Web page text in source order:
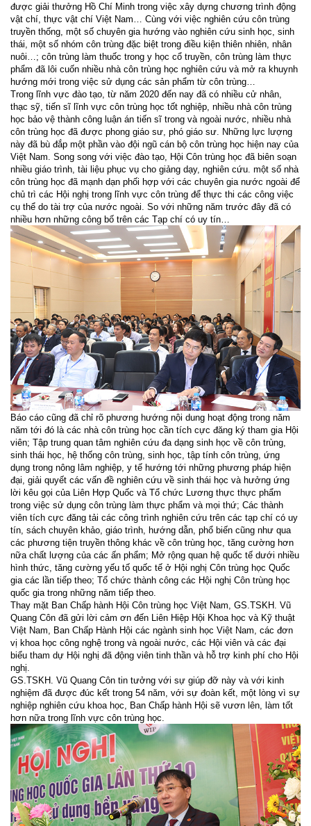
được giải thưởng Hồ Chí Minh trong việc xây dựng chương trình động
vật chí, thực vật chí Việt Nam… Cùng với việc nghiên cứu côn trùng
truyền thống, một số chuyên gia hướng vào nghiên cứu sinh học, sinh
thái, một số nhóm côn trùng đặc biệt trong điều kiện thiên nhiên, nhân
nuôi…; côn trùng làm thuốc trong y học cổ truyền, côn trùng làm thực
phẩm đã lôi cuốn nhiều nhà côn trùng học nghiên cứu và mở ra khuynh
hướng mới trong việc sử dụng các sản phẩm từ côn trùng…
Trong lĩnh vực đào tạo, từ năm 2020 đến nay đã có nhiều cử nhân,
thạc sỹ, tiến sĩ lĩnh vực côn trùng học tốt nghiệp, nhiều nhà côn trùng
học bảo vệ thành công luận án tiến sĩ trong và ngoài nước, nhiều nhà
côn trùng học đã được phong giáo sư, phó giáo sư. Những lực lượng
này đã bù đắp một phần vào đội ngũ cán bộ côn trùng học hiện nay của
Việt Nam. Song song với việc đào tạo, Hội Côn trùng học đã biên soạn
nhiều giáo trình, tài liệu phục vụ cho giảng dạy, nghiên cứu. một số nhà
côn trùng học đã mạnh dạn phối hợp với các chuyên gia nước ngoài để
chủ trì các Hội nghị trong lĩnh vực côn trùng để thực thi các công việc
cụ thể do tài trợ của nước ngoài. So với những năm trước đây đã có
nhiều hơn những công bố trên các Tạp chí có uy tín…
Báo cáo cũng đã chỉ rõ phương hướng nội dung hoạt động trong năm
năm tới đó là các nhà côn trùng học cần tích cực đăng ký tham gia Hội
viên; Tập trung quan tâm nghiên cứu đa dạng sinh học về côn trùng,
sinh thái học, hệ thống côn trùng, sinh học, tập tính côn trùng, ứng
dụng trong nông lâm nghiệp, y tế hướng tới những phương pháp hiện
đại, giải quyết các vấn đề nghiên cứu về sinh thái học và hưởng ứng
lời kêu gọi của Liên Hợp Quốc và Tổ chức Lương thực thực phẩm
trong việc sử dụng côn trùng làm thực phẩm và mọi thứ; Các thành
viên tích cực đăng tải các công trình nghiên cứu trên các tạp chí có uy
tín, sách chuyên khảo, giáo trình, hướng dẫn, phổ biến cũng như qua
các phương tiện truyền thông khác về côn trùng học, tăng cường hơn
nữa chất lượng của các ấn phẩm; Mở rộng quan hệ quốc tế dưới nhiều
hình thức, tăng cường yếu tố quốc tế ở Hội nghị Côn trùng học Quốc
gia các lần tiếp theo; Tổ chức thành công các Hội nghị Côn trùng học
quốc gia trong những năm tiếp theo.
Thay mặt Ban Chấp hành Hội Côn trùng học Việt Nam, GS.TSKH. Vũ
Quang Côn đã gửi lời cảm ơn đến Liên Hiệp Hội Khoa học và Kỹ thuật
Việt Nam, Ban Chấp Hành Hội các ngành sinh học Việt Nam, các đơn
vị khoa học công nghệ trong và ngoài nước, các Hội viên và các đại
biểu tham dự Hội nghị đã động viên tinh thần và hỗ trợ kinh phí cho Hội
nghị.
GS.TSKH. Vũ Quang Côn tin tưởng với sự giúp đỡ này và với kinh
nghiệm đã được đúc kết trong 54 năm, với sự đoàn kết, một lòng vì sự
nghiệp nghiên cứu khoa học, Ban Chấp hành Hội sẽ vươn lên, làm tốt
hơn nữa trong lĩnh vực côn trùng học.